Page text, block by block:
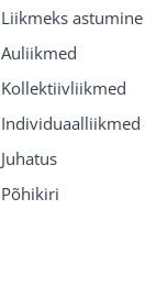
Liikmeks astumine
Auliikmed
Kollektiivliikmed
Individuaalliikmed
Juhatus
Põhikiri